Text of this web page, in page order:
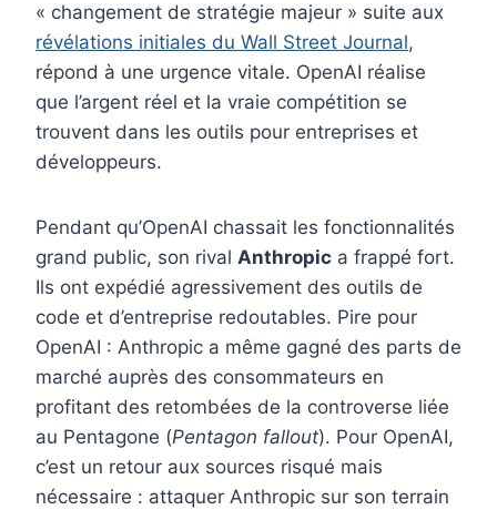
« changement de stratégie majeur » suite aux
révélations initiales du Wall Street Journal,
répond à une urgence vitale. OpenAI réalise
que l’argent réel et la vraie compétition se
trouvent dans les outils pour entreprises et
développeurs.
Pendant qu’OpenAI chassait les fonctionnalités
grand public, son rival Anthropic a frappé fort.
Ils ont expédié agressivement des outils de
code et d’entreprise redoutables. Pire pour
OpenAI : Anthropic a même gagné des parts de
marché auprès des consommateurs en
profitant des retombées de la controverse liée
au Pentagone (Pentagon fallout). Pour OpenAI,
c’est un retour aux sources risqué mais
nécessaire : attaquer Anthropic sur son terrain